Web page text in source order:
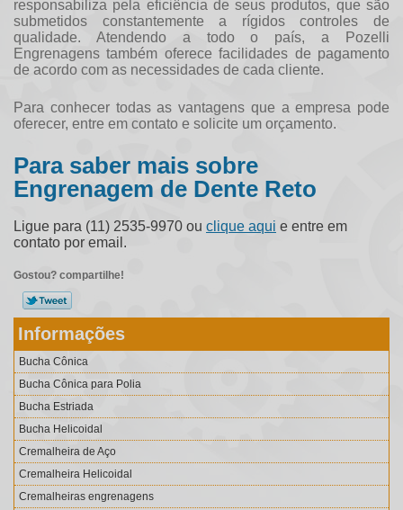
responsabiliza pela eficiência de seus produtos, que são
submetidos constantemente a rígidos controles de
qualidade. Atendendo a todo o país, a Pozelli
Engrenagens também oferece facilidades de pagamento
de acordo com as necessidades de cada cliente.
Para conhecer todas as vantagens que a empresa pode
oferecer, entre em contato e solicite um orçamento.
Para saber mais sobre
Engrenagem de Dente Reto
Ligue para (11) 2535-9970 ou clique aqui e entre em
contato por email.
Gostou? compartilhe!
Informações
Bucha Cônica
Bucha Cônica para Polia
Bucha Estriada
Bucha Helicoidal
Cremalheira de Aço
Cremalheira Helicoidal
Cremalheiras engrenagens